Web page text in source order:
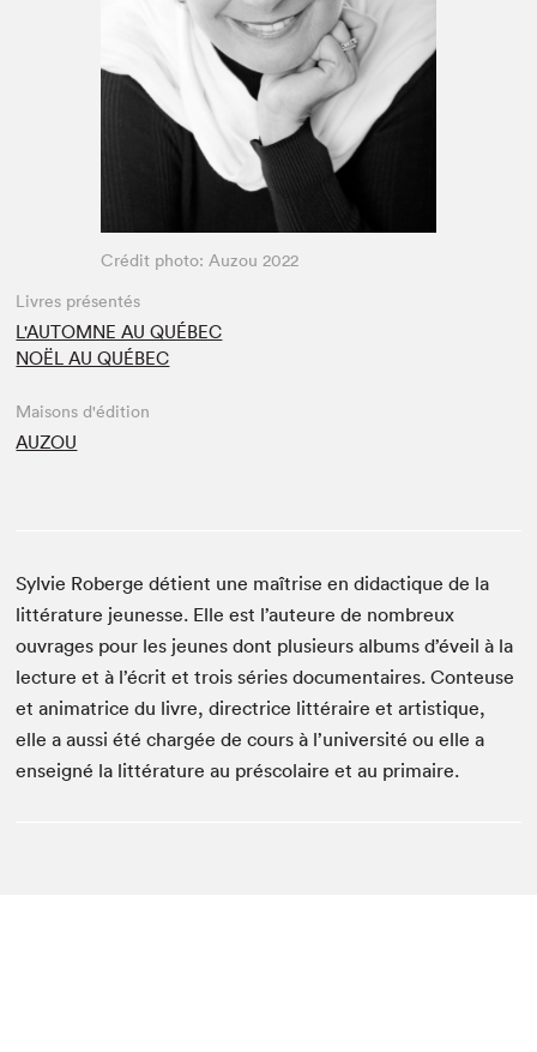
Espace enseignant·e·s
Espace pro
Crédit photo: Auzou 2022
Livres présentés
L'AUTOMNE AU QUÉBEC
NOËL AU QUÉBEC
Maisons d'édition
AUZOU
Sylvie Roberge détient une maîtrise en didactique de la
littérature jeunesse. Elle est l’auteure de nombreux
ouvrages pour les jeunes dont plusieurs albums d’éveil à la
lecture et à l’écrit et trois séries documentaires. Conteuse
et animatrice du livre, directrice littéraire et artistique,
elle a aussi été chargée de cours à l’université ou elle a
enseigné la littérature au préscolaire et au primaire.